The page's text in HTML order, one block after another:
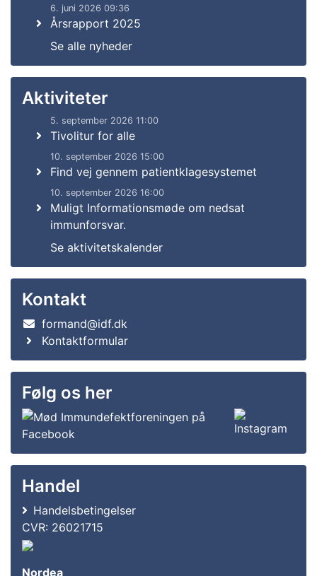
6. juni 2026 09:36
Årsrapport 2025
Se alle nyheder
Aktiviteter
5. september 2026 11:00
Tivolitur for alle
10. september 2026 15:00
Find vej gennem patientklagesystemet
10. september 2026 16:00
Muligt Informationsmøde om nedsat
immunforsvar.
Se aktivitetskalender
Kontakt
formand@idf.dk
Kontaktformular
Følg os her
Handel
Handelsbetingelser
CVR: 26021715
Nordea